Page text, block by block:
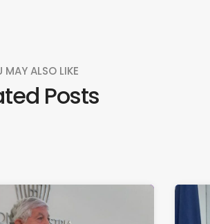
MAY ALSO LIKE
Posts